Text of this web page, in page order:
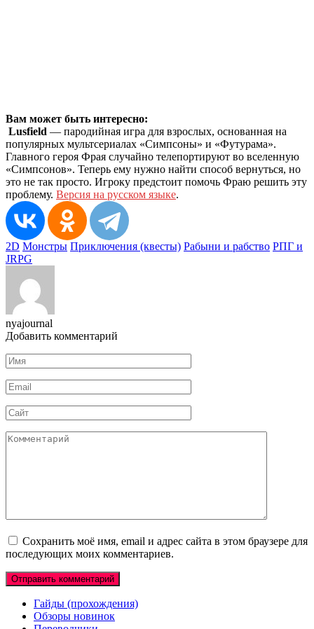
Вам может быть интересно:
Lusfield — пародийная игра для взрослых, основанная на
популярных мультсериалах «Симпсоны» и «Футурама».
Главного героя Фрая случайно телепортируют во вселенную
«Симпсонов». Теперь ему нужно найти способ вернуться, но
это не так просто. Игроку предстоит помочь Фраю решить эту
проблему. Версия на русском языке.
2D Монстры Приключения (квесты) Рабыни и рабство РПГ и
JRPG
nyajournal
Добавить комментарий
Имя
*
Email
*
Сайт
Комментарий
Сохранить моё имя, email и адрес сайта в этом браузере для
последующих моих комментариев.
Гайды (прохождения)
Обзоры новинок